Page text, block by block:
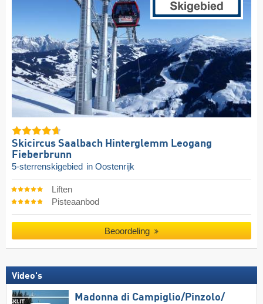
Skicircus Saalbach Hinterglemm Leogang
Fieberbrunn
5-sterrenskigebied in Oostenrijk
Liften
Pisteaanbod
Beoordeling
Video's
Madonna di Campiglio/​Pinzolo/​